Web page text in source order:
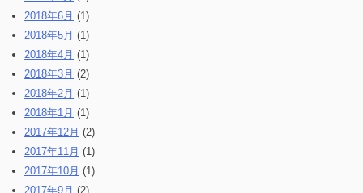
2018年6月 (1)
2018年5月 (1)
2018年4月 (1)
2018年3月 (2)
2018年2月 (1)
2018年1月 (1)
2017年12月 (2)
2017年11月 (1)
2017年10月 (1)
2017年9月 (2)